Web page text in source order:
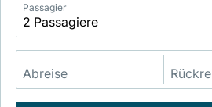
Passagier